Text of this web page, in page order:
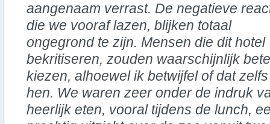
aangenaam verrast. De negatieve
die we vooraf lazen, blijken totaal
ongegrond te zijn. Mensen die dit hotel
bekritiseren, zouden waarschijnlijk
kiezen, alhoewel ik betwijfel of dat
hen. We waren zeer onder de indruk
heerlijk eten, vooral tijdens de lunch,